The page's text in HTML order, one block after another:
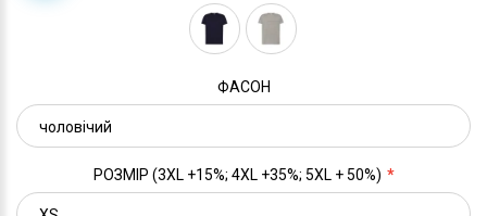
ФАСОН
РОЗМІР (3XL +15%; 4XL +35%; 5XL + 50%)